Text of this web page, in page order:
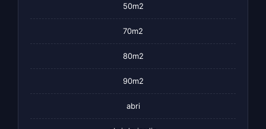
50m2
70m2
80m2
90m2
abri